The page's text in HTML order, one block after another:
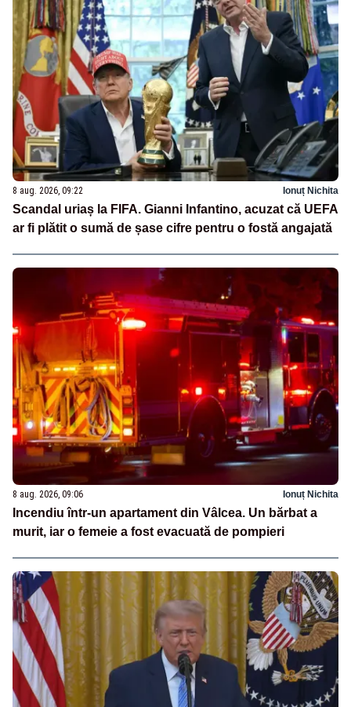
8 aug. 2026, 09:22 Ionuț Nichita
Scandal uriaș la FIFA. Gianni Infantino, acuzat că UEFA
ar fi plătit o sumă de șase cifre pentru o fostă angajată
8 aug. 2026, 09:06 Ionuț Nichita
Incendiu într-un apartament din Vâlcea. Un bărbat a
murit, iar o femeie a fost evacuată de pompieri